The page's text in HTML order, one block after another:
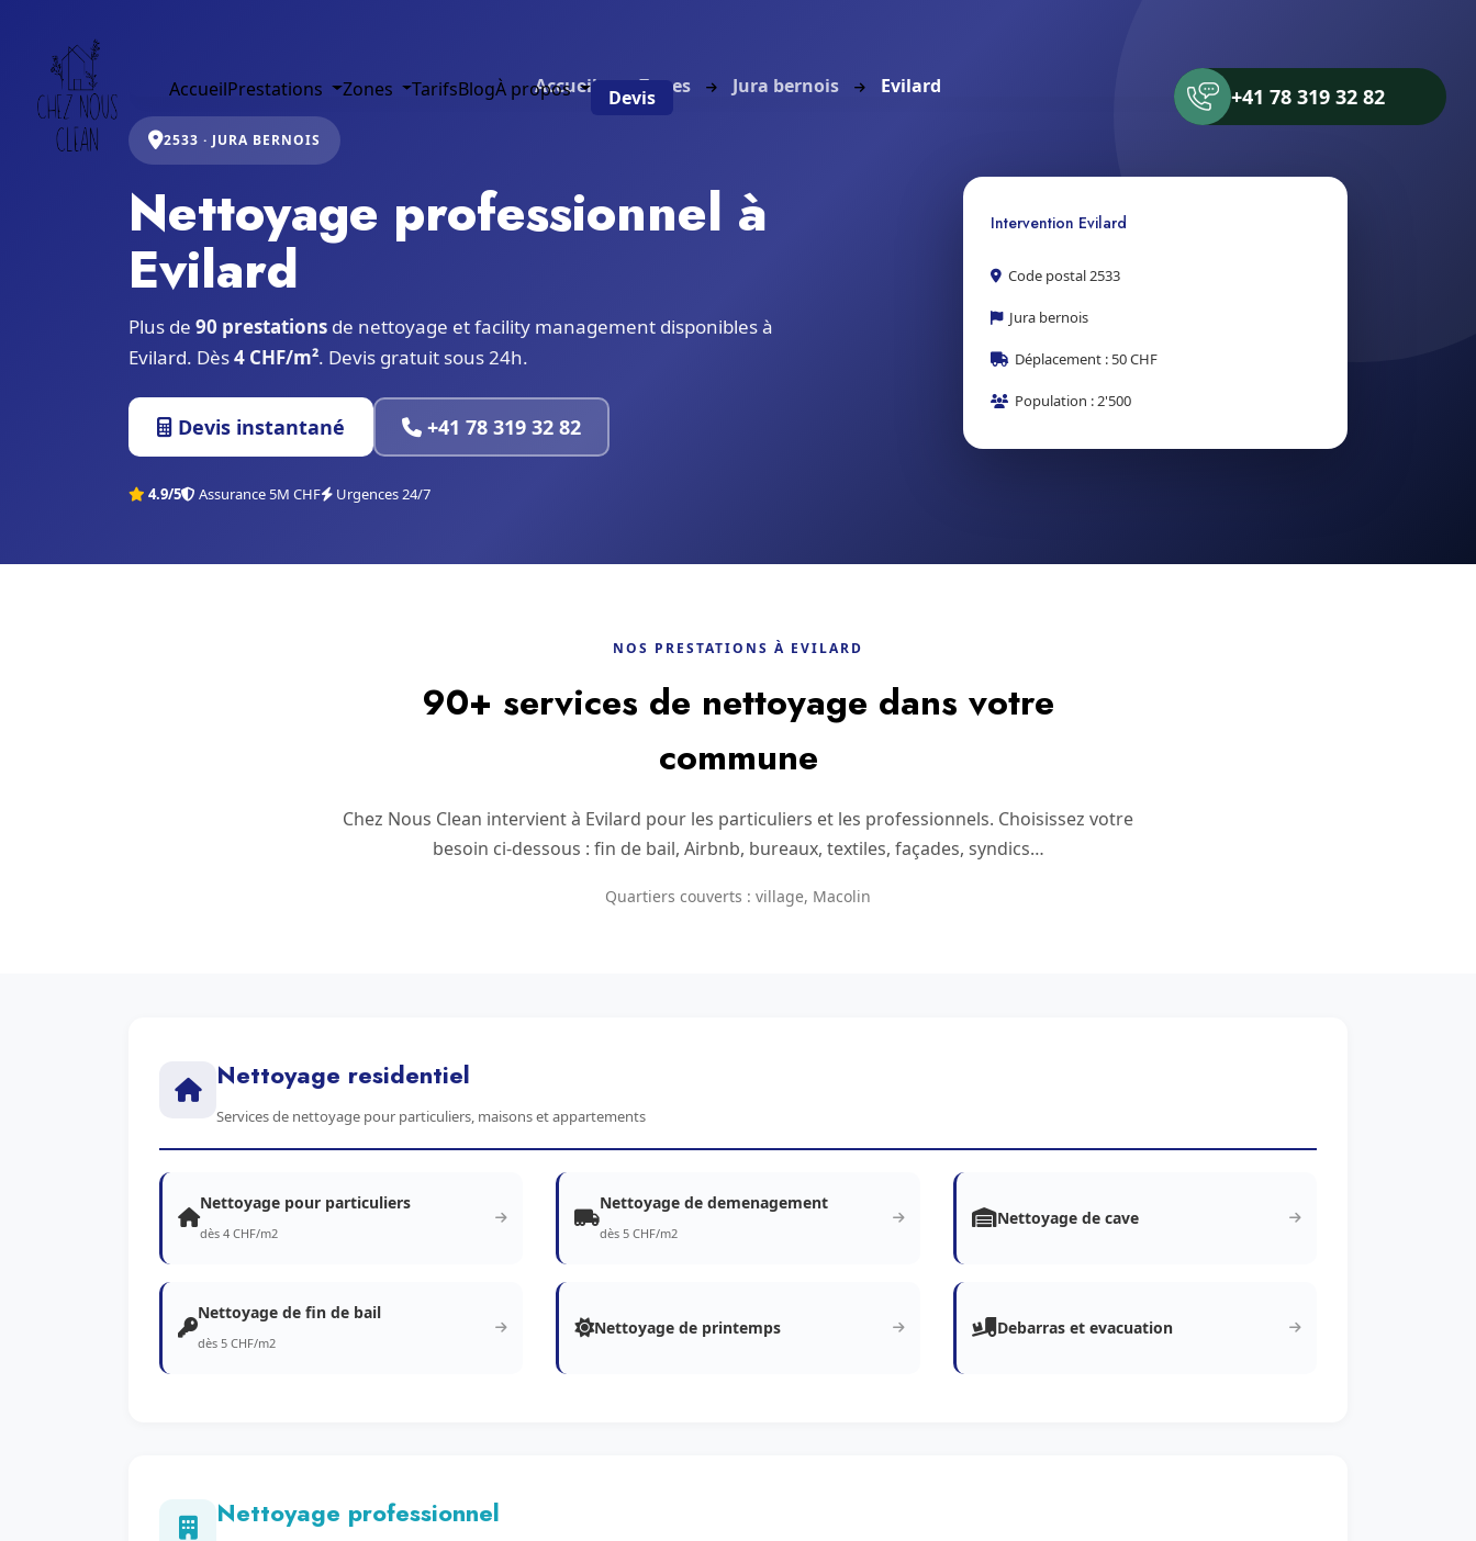
AccueilPrestations Zones TarifsBlogÀ propos Devis +41 78 319 32 82
Accueil Zones Jura bernois Evilard
2533 · JURA BERNOIS
Nettoyage professionnel à
Evilard
Plus de 90 prestations de nettoyage et facility management disponibles à
Evilard. Dès4 CHF/m². Devis gratuit sous 24h.
Devis instantané +41 78 319 32 82
4.9/5 Assurance 5M CHF Urgences 24/7
Intervention Evilard
Code postal 2533
Jura bernois
Déplacement : 50 CHF
Population : 2'500
NOS PRESTATIONS À EVILARD
90+ services de nettoyage dans votre
commune
Chez Nous Clean intervient à Evilard pour les particuliers et les professionnels. Choisissez votre
besoin ci-dessous : fin de bail, Airbnb, bureaux, textiles, façades, syndics…
Quartiers couverts : village, Macolin
Nettoyage residentiel
Services de nettoyage pour particuliers, maisons et appartements
Nettoyage pour particuliers
dès 4 CHF/m2
Nettoyage de demenagement
dès 5 CHF/m2
Nettoyage de cave
Nettoyage de fin de bail
dès 5 CHF/m2
Nettoyage de printemps Debarras et evacuation
Nettoyage professionnel